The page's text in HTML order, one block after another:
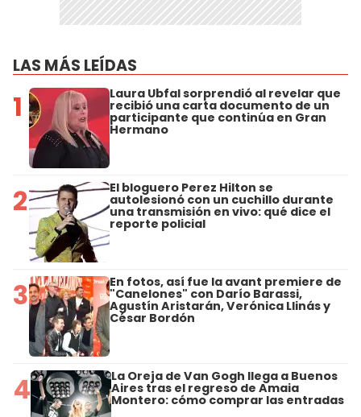
LAS MÁS LEÍDAS
1 Laura Ubfal sorprendió al revelar que
recibió una carta documento de un
participante que continúa en Gran
Hermano
2 El bloguero Perez Hilton se
autolesionó con un cuchillo durante
una transmisión en vivo: qué dice el
reporte policial
3 En fotos, así fue la avant premiere de
"Canelones" con Darío Barassi,
Agustín Aristarán, Verónica Llinás y
César Bordón
4 La Oreja de Van Gogh llega a Buenos
Aires tras el regreso de Amaia
Montero: cómo comprar las entradas